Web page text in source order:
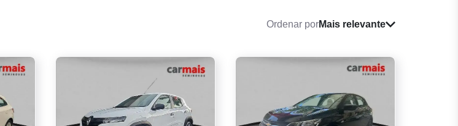
Ordenar porMais relevante